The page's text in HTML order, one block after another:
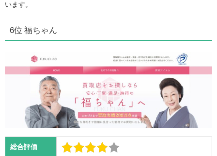
います。
6位 福ちゃん
総合評価